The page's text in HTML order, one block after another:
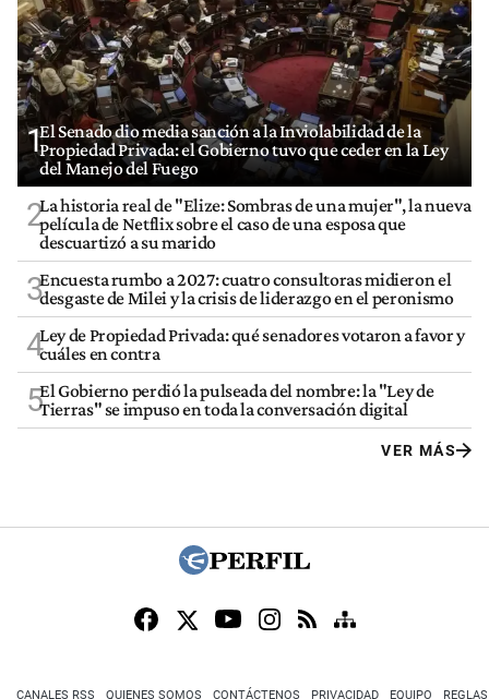
1El Senado dio media sanción a la Inviolabilidad de la
Propiedad Privada: el Gobierno tuvo que ceder en la Ley
del Manejo del Fuego
2La historia real de "Elize: Sombras de una mujer", la nueva
película de Netflix sobre el caso de una esposa que
descuartizó a su marido
3Encuesta rumbo a 2027: cuatro consultoras midieron el
desgaste de Milei y la crisis de liderazgo en el peronismo
4Ley de Propiedad Privada: qué senadores votaron a favor y
cuáles en contra
5El Gobierno perdió la pulseada del nombre: la "Ley de
Tierras" se impuso en toda la conversación digital
VER MÁS
CANALES RSS QUIENES SOMOS CONTÁCTENOS PRIVACIDAD EQUIPO